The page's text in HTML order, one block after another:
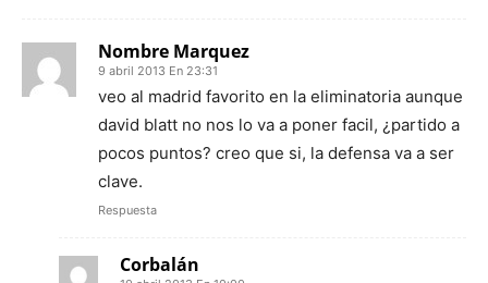
Nombre Marquez
9 abril 2013 En 23:31
veo al madrid favorito en la eliminatoria aunque
david blatt no nos lo va a poner facil, ¿partido a
pocos puntos? creo que si, la defensa va a ser
clave.
Respuesta
Corbalán